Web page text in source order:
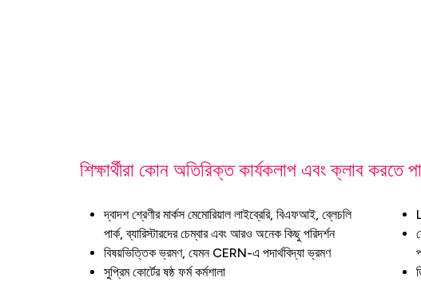
শিক্ষার্থীরা কোন অতিরিক্ত কার্যকলাপ এবং ক্লাব করতে
দ্বাদশ শ্রেণীর মার্কস মেমোরিয়াল লাইব্রেরি, বিএফআই, ব্লেচলি
পার্ক, ব্যারিস্টারদের চেম্বার এবং আরও অনেক কিছু পরিদর্শন
বিষয়ভিত্তিক ভ্রমণ, যেমন CERN-এ পদার্থবিদ্যা ভ্রমণ
সুপ্রিম কোর্টের ষষ্ঠ ফর্ম কর্মশালা